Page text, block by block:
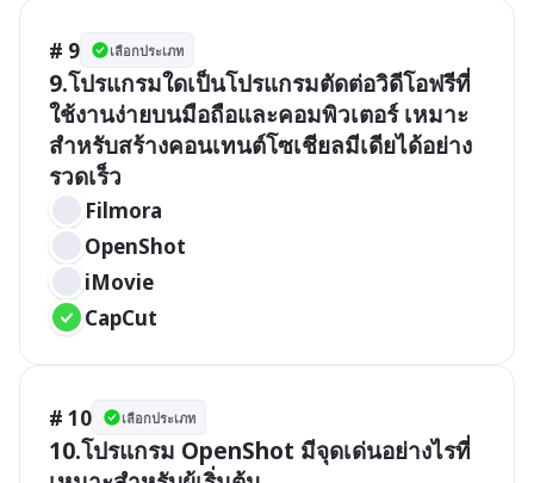
# 9 เลือกประเภท
9.โปรแกรมใดเป็นโปรแกรมตัดต่อวิดีโอฟรีที่
ใช้งานง่ายบนมือถือและคอมพิวเตอร์ เหมาะ
สำหรับสร้างคอนเทนต์โซเชียลมีเดียได้อย่าง
รวดเร็ว
Filmora
OpenShot
iMovie
CapCut
# 10 เลือกประเภท
10.โปรแกรม OpenShot มีจุดเด่นอย่างไรที่